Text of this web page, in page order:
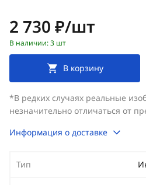
Цена:
2 730 ₽/шт
В наличии: 3 шт
В корзину
*В редких случаях реальные
незначительно отличаться от
Информация о доставке
Тип